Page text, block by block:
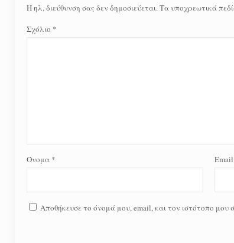
Η ηλ. διεύθυνση σας δεν δημοσιεύεται.Τα υποχρεωτικά
Σχόλιο *
Όνομα * Email
Αποθήκευσε το όνομά μου, email, και τον ιστότοπο